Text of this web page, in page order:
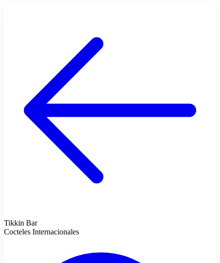
Tikkin Bar
Cocteles Internacionales